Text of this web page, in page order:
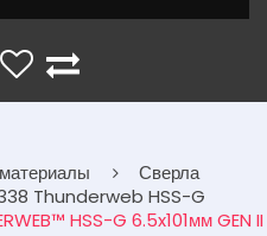
Сверла
Thunderweb HSS-G
HSS-G 6.5x101мм GEN II